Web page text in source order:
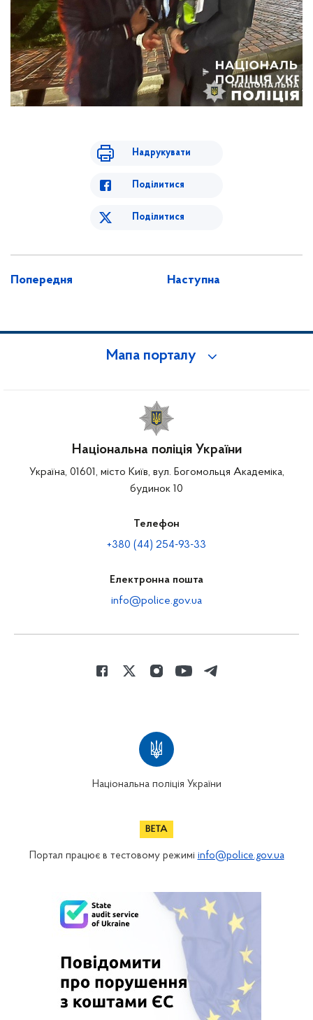
Надрукувати
Поділитися
Поділитися
Попередня Наступна
Мапа порталу
Національна поліція України
Україна, 01601, місто Київ, вул. Богомольця Академіка,
будинок 10
Телефон
+380 (44) 254-93-33
Електронна пошта
info@police.gov.ua
Національна поліція України
Портал працює в тестовому режимі info@police.gov.ua